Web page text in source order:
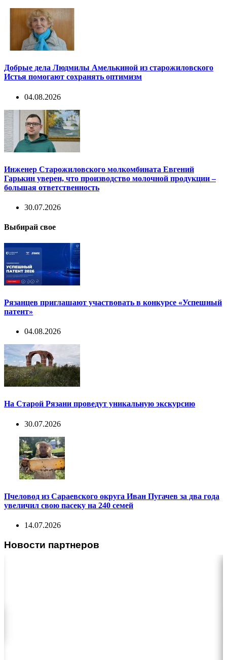
Добрые дела Людмилы Амелькиной из старожиловского
Истья помогают сохранять оптимизм
04.08.2026
Инженер Старожиловского молкомбината Евгений
Гарькин уверен, что производство молочной продукции –
большая ответственность
30.07.2026
Выбирай свое
Рязанцев приглашают участвовать в конкурсе «Успешный
патент»
04.08.2026
На Старой Рязани проведут уникальную экскурсию
30.07.2026
Пчеловод из Сараевского округа Иван Пугачев за два года
увеличил свою пасеку на 240 семей
14.07.2026
Новости партнеров